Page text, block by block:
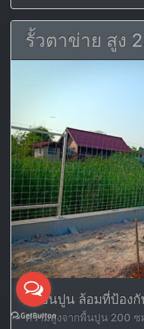
รั้วตาข่าย สูง
ตั้งบนปูน ล้อมที่ป้องกั
ความสูงจากพื้นปูน 200 ซ